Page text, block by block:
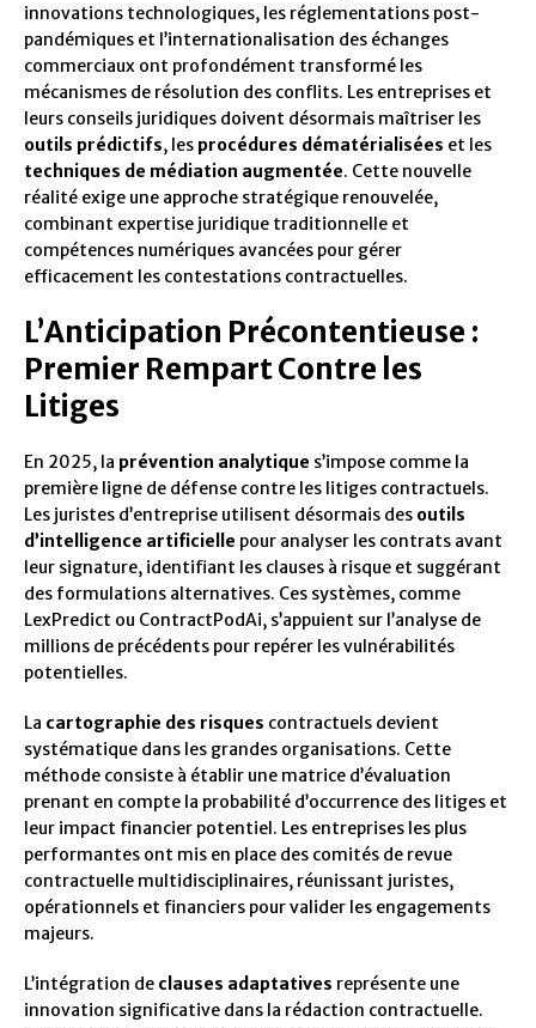
innovations technologiques, les réglementations post-
pandémiques et l’internationalisation des échanges
commerciaux ont profondément transformé les
mécanismes de résolution des conflits. Les entreprises et
leurs conseils juridiques doivent désormais maîtriser les
outils prédictifs, les procédures dématérialisées et les
techniques de médiation augmentée. Cette nouvelle
réalité exige une approche stratégique renouvelée,
combinant expertise juridique traditionnelle et
compétences numériques avancées pour gérer
efficacement les contestations contractuelles.
L’Anticipation Précontentieuse :
Premier Rempart Contre les
Litiges
En 2025, la prévention analytique s’impose comme la
première ligne de défense contre les litiges contractuels.
Les juristes d’entreprise utilisent désormais des outils
d’intelligence artificielle pour analyser les contrats avant
leur signature, identifiant les clauses à risque et suggérant
des formulations alternatives. Ces systèmes, comme
LexPredict ou ContractPodAi, s’appuient sur l’analyse de
millions de précédents pour repérer les vulnérabilités
potentielles.
La cartographie des risques contractuels devient
systématique dans les grandes organisations. Cette
méthode consiste à établir une matrice d’évaluation
prenant en compte la probabilité d’occurrence des litiges et
leur impact financier potentiel. Les entreprises les plus
performantes ont mis en place des comités de revue
contractuelle multidisciplinaires, réunissant juristes,
opérationnels et financiers pour valider les engagements
majeurs.
L’intégration de clauses adaptatives représente une
innovation significative dans la rédaction contractuelle.